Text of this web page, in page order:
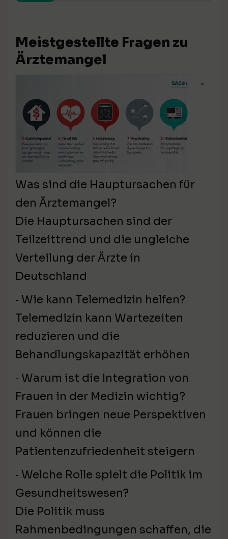
Meistgestellte Fragen zu
Ärztemangel
⁃
Was sind die Hauptursachen für
den Ärztemangel?
Die Hauptursachen sind der
Teilzeittrend und die ungleiche
Verteilung der Ärzte in
Deutschland
⁃ Wie kann Telemedizin helfen?
Telemedizin kann Wartezeiten
reduzieren und die
Behandlungskapazität erhöhen
⁃ Warum ist die Integration von
Frauen in der Medizin wichtig?
Frauen bringen neue Perspektiven
und können die
Patientenzufriedenheit steigern
⁃ Welche Rolle spielt die Politik im
Gesundheitswesen?
Die Politik muss
Rahmenbedingungen schaffen, die